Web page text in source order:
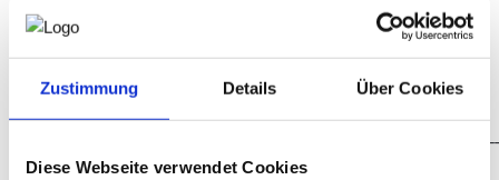
Zustimmung Details Über Cookies
Diese Webseite verwendet Cookies
Information und Anmeldung zum Vorbereitungskurs
WIFI Niederösterreich
Mariazeller Straße 97, 3100 St. Pölten
T 02742 851 20000
kundenservice@noe.wifi.at
Oberösterreich: